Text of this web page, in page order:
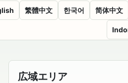
繁體中文 한국어 简体中文
広域エリア